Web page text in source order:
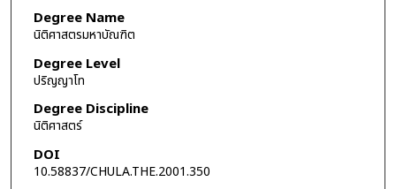
Degree Name
นิติศาสตรมหาบัณฑิต
Degree Level
ปริญญาโท
Degree Discipline
นิติศาสตร์
DOI
10.58837/CHULA.THE.2001.350